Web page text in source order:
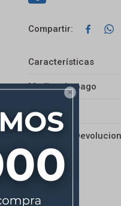

 
Características
Medios de pago
Envíos
Cambios y